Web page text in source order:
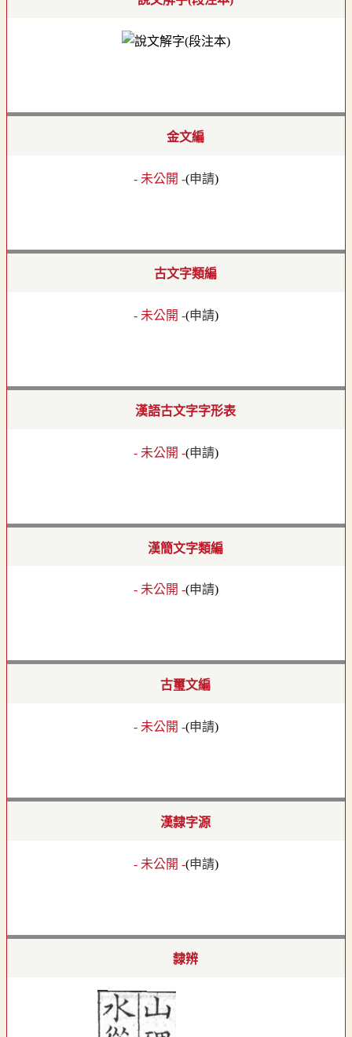
金文編
- 未公開 -(申請)
古文字類編
- 未公開 -(申請)
漢語古文字字形表
- 未公開 -(申請)
漢簡文字類編
- 未公開 -(申請)
古璽文編
- 未公開 -(申請)
漢隸字源
- 未公開 -(申請)
隸辨